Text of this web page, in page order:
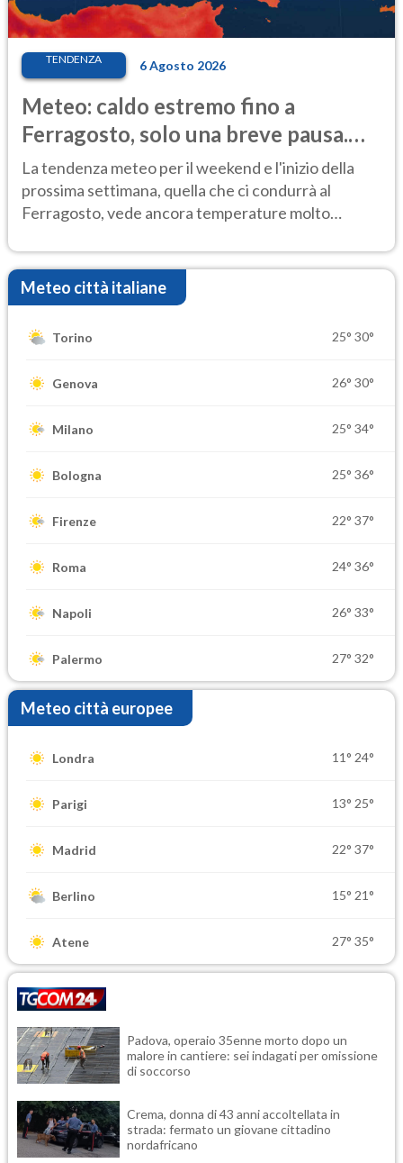
TENDENZA 6 Agosto 2026
Meteo: caldo estremo fino a
Ferragosto, solo una breve pausa.
Ecco dove
La tendenza meteo per il weekend e l'inizio della
prossima settimana, quella che ci condurrà al
Ferragosto, vede ancora temperature molto
Meteo città italiane
Torino 25° 30°
Genova 26° 30°
Milano 25° 34°
Bologna 25° 36°
Firenze 22° 37°
Roma 24° 36°
Napoli 26° 33°
Palermo 27° 32°
Meteo città europee
Londra 11° 24°
Parigi 13° 25°
Madrid 22° 37°
Berlino 15° 21°
Atene 27° 35°
Padova, operaio 35enne morto dopo un
malore in cantiere: sei indagati per omissione
di soccorso
Crema, donna di 43 anni accoltellata in
strada: fermato un giovane cittadino
nordafricano